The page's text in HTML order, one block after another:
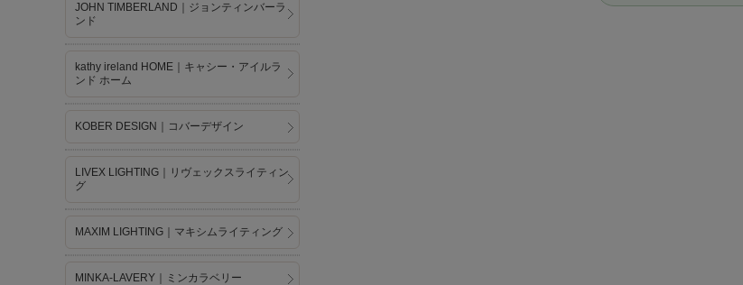
JOHN TIMBERLAND｜ジョンティンバーラ
ンド
kathy ireland HOME｜キャシー・アイルラ
ンド ホーム
KOBER DESIGN｜コバーデザイン
LIVEX LIGHTING｜リヴェックスライティン
グ
MAXIM LIGHTING｜マキシムライティング
MINKA-LAVERY｜ミンカラベリー